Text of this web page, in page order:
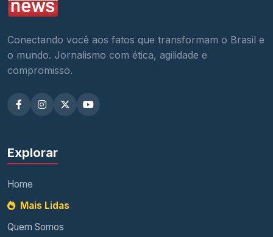
Conectando você aos fatos que transformam o Brasil e
o mundo. Jornalismo com ética, agilidade e
compromisso.
Explorar
Home
Mais Lidas
Quem Somos